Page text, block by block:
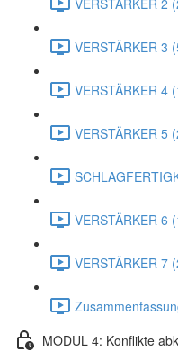
VERSTÄRKER 3
VERSTÄRKER 4
VERSTÄRKER 5
VERSTÄRKER 6
VERSTÄRKER 7
MODUL 4: Konflikte